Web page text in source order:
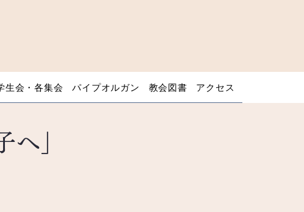
生会・各集会 パイプオルガン 教会図書 アクセス
へ」